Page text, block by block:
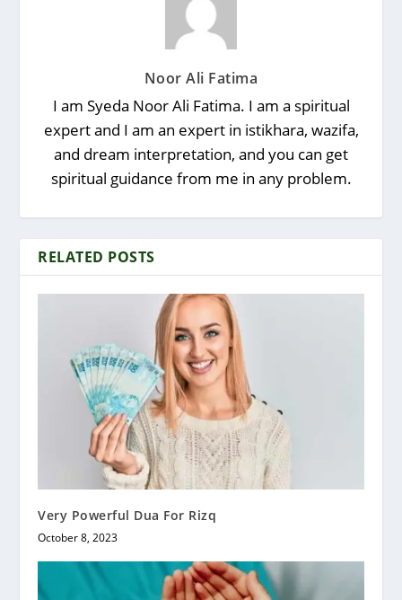
Noor Ali Fatima
I am Syeda Noor Ali Fatima. I am a spiritual
expert and I am an expert in istikhara, wazifa,
and dream interpretation, and you can get
spiritual guidance from me in any problem.
RELATED POSTS
Very Powerful Dua For Rizq
October 8, 2023